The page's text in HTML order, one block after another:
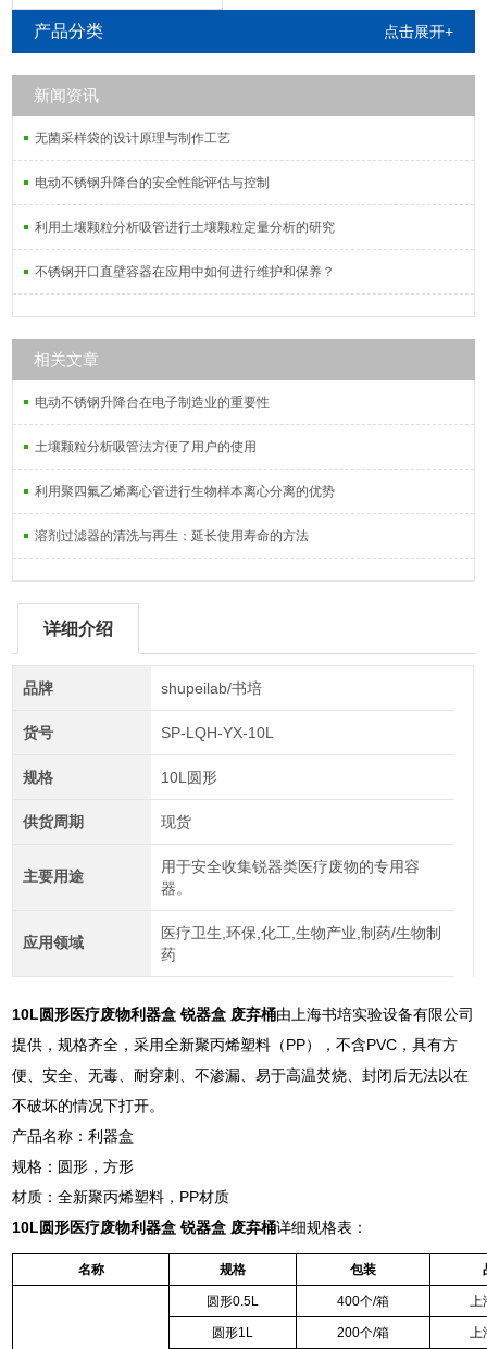
况下打开。
产品分类 点击展开+
新闻资讯
无菌采样袋的设计原理与制作工艺
电动不锈钢升降台的安全性能评估与控制
利用土壤颗粒分析吸管进行土壤颗粒定量分析的研究
不锈钢开口直壁容器在应用中如何进行维护和保养？
相关文章
电动不锈钢升降台在电子制造业的重要性
土壤颗粒分析吸管法方便了用户的使用
利用聚四氟乙烯离心管进行生物样本离心分离的优势
溶剂过滤器的清洗与再生：延长使用寿命的方法
详细介绍
品牌 shupeilab/书培
货号 SP-LQH-YX-10L
规格 10L圆形
供货周期 现货
主要用途
用于安全收集锐器类医疗废物的专用容
器。
应用领域
医疗卫生,环保,化工,生物产业,制药/生物制
药
10L圆形医疗废物利器盒 锐器盒 废弃桶由上海书培实验设备有限公司
提供，规格齐全，采用全新聚丙烯塑料（PP），不含PVC，具有方
便、安全、无毒、耐穿刺、不渗漏、易于高温焚烧、封闭后无法以在
不破坏的情况下打开。
产品名称：利器盒
规格：圆形，方形
材质：全新聚丙烯塑料，PP材质
10L圆形医疗废物利器盒 锐器盒 废弃桶详细规格表：
名称 规格 包装
圆形0.5L 400个/箱 上
圆形1L 200个/箱 上